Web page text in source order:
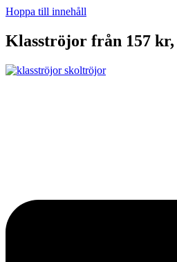
Hoppa till innehåll
Klasströjor från 157